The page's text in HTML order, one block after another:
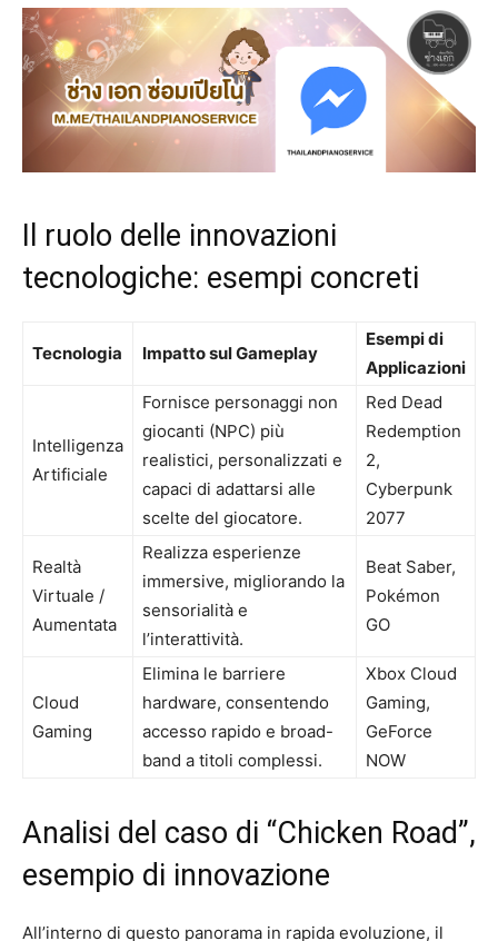
Il ruolo delle innovazioni
tecnologiche: esempi concreti
Tecnologia Impatto sul Gameplay
Esempi di
Applicazioni
Intelligenza
Artificiale
Fornisce personaggi non
giocanti (NPC) più
realistici, personalizzati e
capaci di adattarsi alle
scelte del giocatore.
Red Dead
Redemption
2,
Cyberpunk
2077
Realtà
Virtuale /
Aumentata
Realizza esperienze
immersive, migliorando la
sensorialità e
l’interattività.
Beat Saber,
Pokémon
GO
Cloud
Gaming
Elimina le barriere
hardware, consentendo
accesso rapido e broad-
band a titoli complessi.
Xbox Cloud
Gaming,
GeForce
NOW
Analisi del caso di “Chicken Road”,
esempio di innovazione
All’interno di questo panorama in rapida evoluzione, il